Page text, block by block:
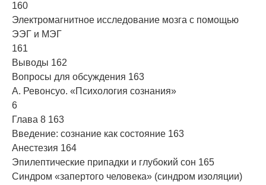
160
Электромагнитное исследование мозга с помощью
ЭЭГ и МЭГ
161
Выводы 162
Вопросы для обсуждения 163
А. Ревонсуо. «Психология сознания»
6
Глава 8 163
Введение: сознание как состояние 163
Анестезия 164
Эпилептические припадки и глубокий сон 165
Синдром «запертого человека» (синдром изоляции)